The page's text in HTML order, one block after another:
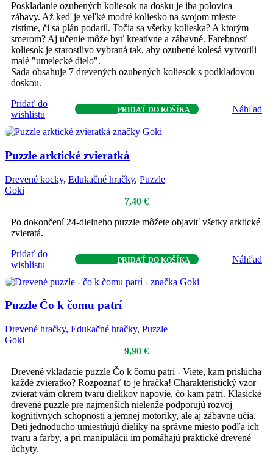
Poskladanie ozubených koliesok na dosku je iba polovica
zábavy. Až keď je veľké modré koliesko na svojom mieste
zistíme, či sa plán podaril. Točia sa všetky kolieska? A ktorým
smerom? Aj učenie môže byť kreatívne a zábavné. Farebnosť
koliesok je starostlivo vybraná tak, aby ozubené kolesá vytvorili
malé "umelecké dielo".
Sada obsahuje 7 drevených ozubených koliesok s podkladovou
doskou.
Pridať do
wishlistu
PRIDAŤ DO KOŠÍKA Náhľad
Puzzle arktické zvieratká
Drevené kocky, Edukačné hračky, Puzzle
Goki
7,40 €
Po dokončení 24-dielneho puzzle môžete objaviť všetky arktické
zvieratá.
Pridať do
wishlistu
PRIDAŤ DO KOŠÍKA Náhľad
Puzzle Čo k čomu patrí
Drevené hračky, Edukačné hračky, Puzzle
Goki
9,90 €
Drevené vkladacie puzzle Čo k čomu patrí - Viete, kam prislúcha
každé zvieratko? Rozpoznať to je hračka! Charakteristický vzor
zvierat vám okrem tvaru dielikov napovie, čo kam patrí. Klasické
drevené puzzle pre najmenších nielenže podporujú rozvoj
kognitívnych schopností a jemnej motoriky, ale aj zábavne učia.
Deti jednoducho umiestňujú dieliky na správne miesto podľa ich
tvaru a farby, a pri manipulácii im pomáhajú praktické drevené
úchyty.